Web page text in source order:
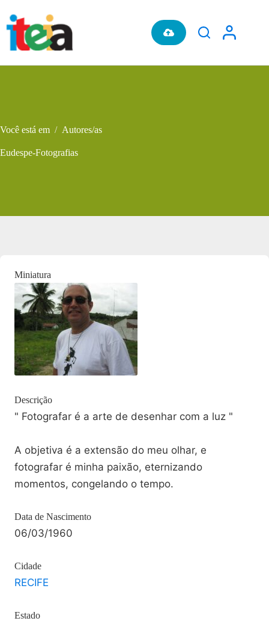
para
conteúdo
Você está em / Autores/as
Eudespe-Fotografias
Miniatura
Descrição
" Fotografar é a arte de desenhar com a luz "
A objetiva é a extensão do meu olhar, e
fotografar é minha paixão, eternizando
momentos, congelando o tempo.
Data de Nascimento
06/03/1960
Cidade
RECIFE
Estado